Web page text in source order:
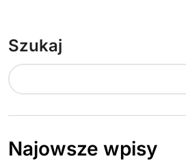
Szukaj
Najowsze wpisy